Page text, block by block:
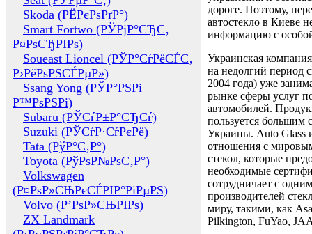
Skoda (РЁРєРѕРґР°)
Smart Fortwo (РЎРјР°СЂС‚
Р¤РѕСЂРІРѕ)
Soueast Lioncel (РЎР°СѓРёСЃС‚
Р›РёРѕРЅСЃРµР»)
Ssang Yong (РЎР°РЅРі
Р™РѕРЅРі)
Subaru (РЎСѓР±Р°СЂСѓ)
Suzuki (РЎСѓР·СѓРєРё)
Tata (РўР°С‚Р°)
Toyota (РўРѕР№РѕС‚Р°)
Volkswagen
(Р¤РѕР»СЊРєСЃРІР°РіРµРЅ)
Volvo (Р’РѕР»СЊРІРѕ)
ZX Landmark
дороге. Поэтому,
автостекло в Киеве
информацию с
Украинская
на недолгий период
2004 года) уже
рынке сферы услуг
автомобилей.
пользуется большим
Украины. Auto Glass
отношения с
стекол, которые
необходимые
сотрудничает с
производителей
миру, такими, как
Pilkington, FuYao,